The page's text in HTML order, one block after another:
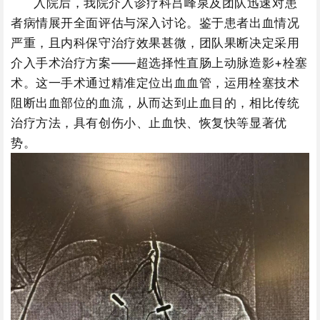
入院后，我院介入诊疗科吕峰泉及团队迅速对患
者病情展开全面评估与深入讨论。鉴于患者出血情况
严重，且内科保守治疗效果甚微，团队果断决定采用
介入手术治疗方案——超选择性直肠上动脉造影+栓塞
术。这一手术通过精准定位出血血管，运用栓塞技术
阻断出血部位的血流，从而达到止血目的，相比传统
治疗方法，具有创伤小、止血快、恢复快等显著优
势。